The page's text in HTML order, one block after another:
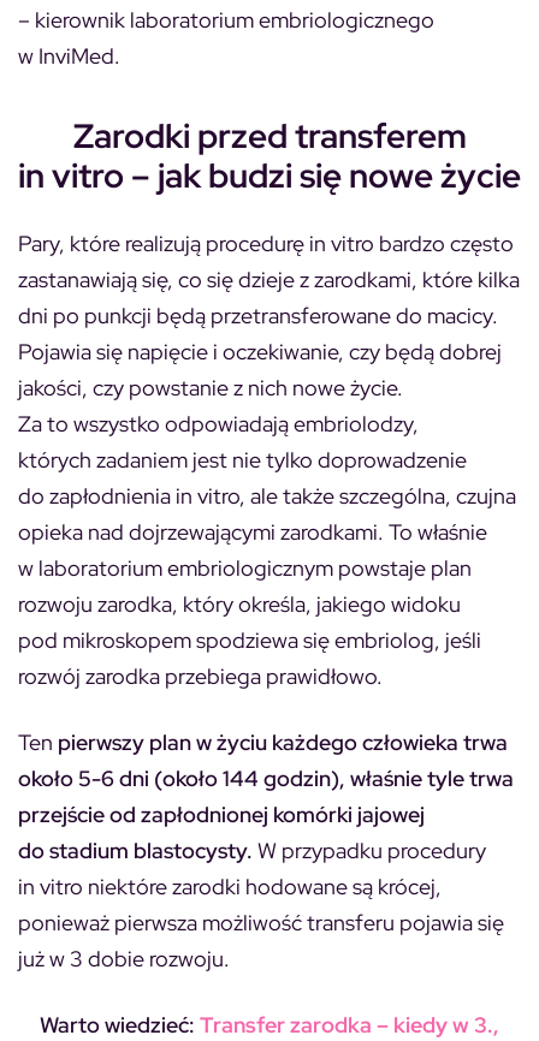
– kierownik laboratorium embriologicznego
w InviMed.
Zarodki przed transferem
in vitro – jak budzi się nowe życie
Pary, które realizują procedurę in vitro bardzo często
zastanawiają się, co się dzieje z zarodkami, które kilka
dni po punkcji będą przetransferowane do macicy.
Pojawia się napięcie i oczekiwanie, czy będą dobrej
jakości, czy powstanie z nich nowe życie.
Za to wszystko odpowiadają embriolodzy,
których zadaniem jest nie tylko doprowadzenie
do zapłodnienia in vitro, ale także szczególna, czujna
opieka nad dojrzewającymi zarodkami. To właśnie
w laboratorium embriologicznym powstaje plan
rozwoju zarodka, który określa, jakiego widoku
pod mikroskopem spodziewa się embriolog, jeśli
rozwój zarodka przebiega prawidłowo.
Ten pierwszy plan w życiu każdego człowieka trwa
około 5-6 dni (około 144 godzin), właśnie tyle trwa
przejście od zapłodnionej komórki jajowej
do stadium blastocysty. W przypadku procedury
in vitro niektóre zarodki hodowane są krócej,
ponieważ pierwsza możliwość transferu pojawia się
już w 3 dobie rozwoju.
Warto wiedzieć: Transfer zarodka – kiedy w 3.,